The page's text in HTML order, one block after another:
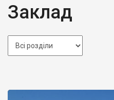
Заклад